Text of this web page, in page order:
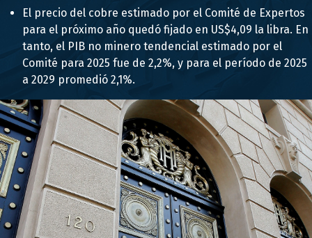
El precio del cobre estimado por el Comité de Expertos
para el próximo año quedó fijado en US$4,09 la libra. En
tanto, el PIB no minero tendencial estimado por el
Comité para 2025 fue de 2,2%, y para el período de 2025
a 2029 promedió 2,1%.